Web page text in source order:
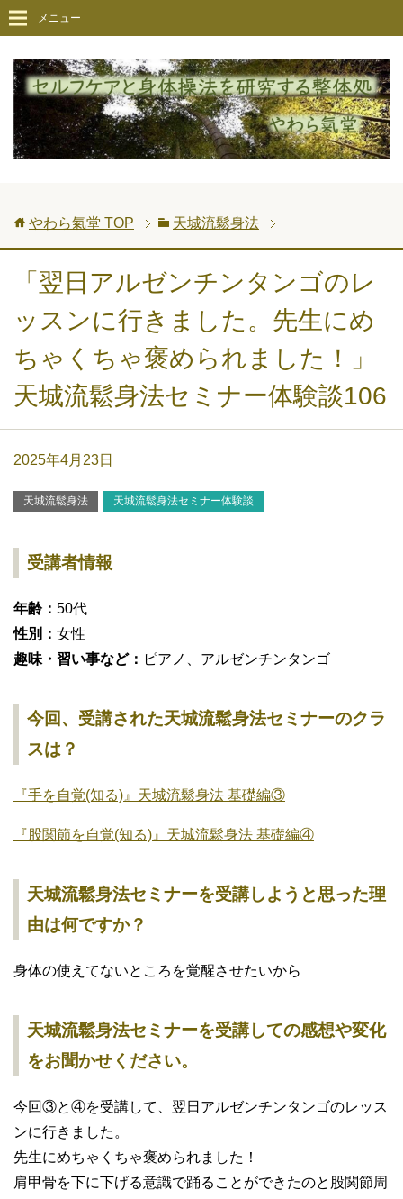
メニュー
やわら氣堂 TOP 天城流鬆身法
「翌日アルゼンチンタンゴのレ
ッスンに行きました。先生にめ
ちゃくちゃ褒められました！」
天城流鬆身法セミナー体験談106
2025年4月23日
天城流鬆身法 天城流鬆身法セミナー体験談
受講者情報
年齢： 50代
性別： 女性
趣味・習い事など： ピアノ、アルゼンチンタンゴ
今回、受講された天城流鬆身法セミナーのクラ
スは？
『手を自覚(知る)』天城流鬆身法 基礎編③
『股関節を自覚(知る)』天城流鬆身法 基礎編④
天城流鬆身法セミナーを受講しようと思った理
由は何ですか？
身体の使えてないところを覚醒させたいから
天城流鬆身法セミナーを受講しての感想や変化
をお聞かせください。
今回③と④を受講して、翌日アルゼンチンタンゴのレッス
ンに行きました。
先生にめちゃくちゃ褒められました！
肩甲骨を下に下げる意識で踊ることができたのと股関節周